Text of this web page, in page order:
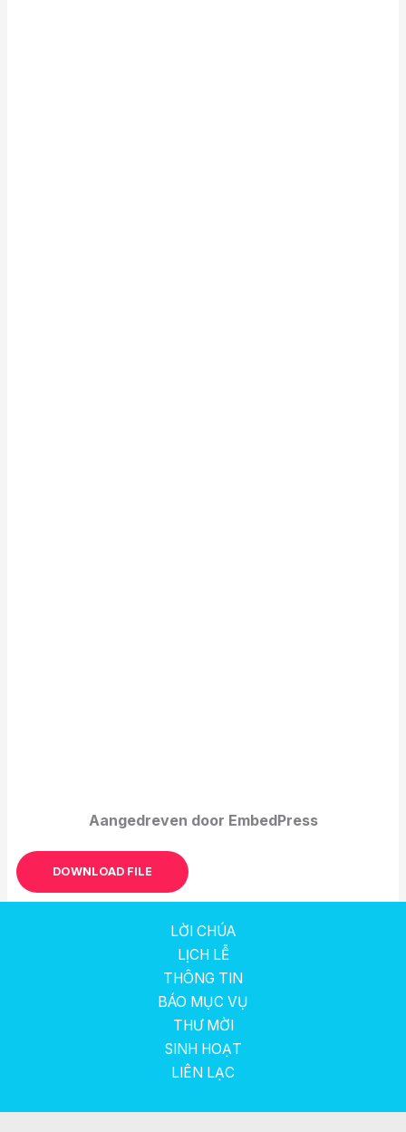
Aangedreven door EmbedPress
DOWNLOAD FILE
LỜI CHÚA
LỊCH LỄ
THÔNG TIN
BÁO MỤC VỤ
THƯ MỜI
SINH HOẠT
LIÊN LẠC